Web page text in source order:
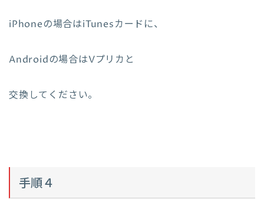
iPhoneの場合はiTunesカードに、
Androidの場合はVプリカと
交換してください。
手順４